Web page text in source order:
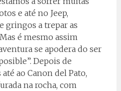
e até no Jeep,
gringos a trepar as
é mesmo assim
se apodera do ser
Depois de
ao Canon del Pato,
na rocha, com